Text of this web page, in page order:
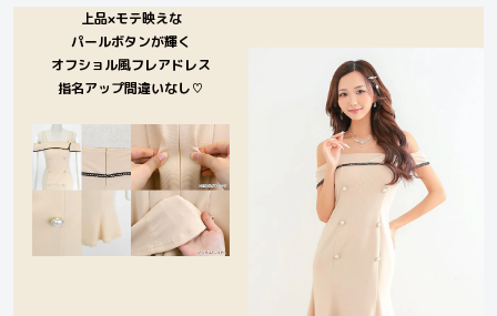
上品×モテ映えな
パールボタンが輝く
オフショル風フレアドレス
指名アップ間違いなし♡